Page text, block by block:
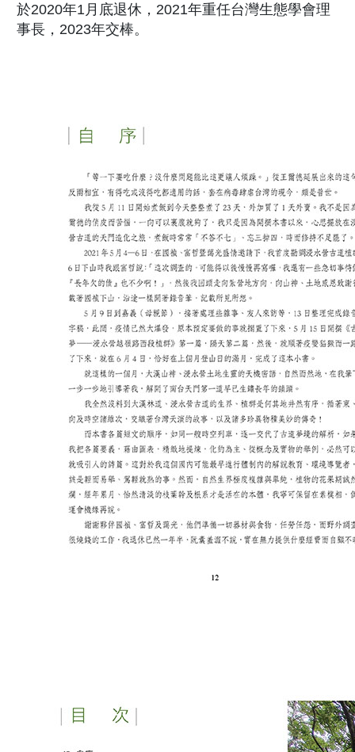
於2020年1月底退休，2021年重任台灣生態學會理
事長，2023年交棒。